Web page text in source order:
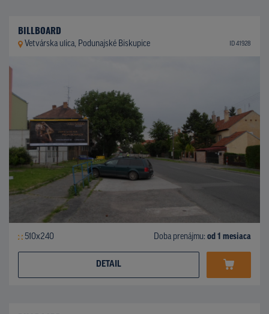
BILLBOARD
Vetvárska ulica, Podunajské Biskupice ID 41928
510x240 Doba prenájmu: od 1 mesiaca
DETAIL